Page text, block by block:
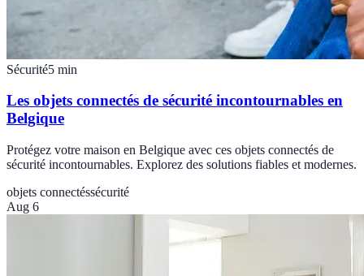
Sécurité5 min
Les objets connectés de sécurité incontournables en
Belgique
Protégez votre maison en Belgique avec ces objets connectés de
sécurité incontournables. Explorez des solutions fiables et modernes.
objets connectéssécurité
Aug 6